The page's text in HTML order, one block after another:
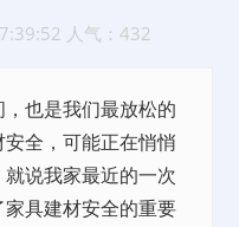
人气：432
也是我们最放松的
全，可能正在悄悄
说我家最近的一次
具建材安全的重要